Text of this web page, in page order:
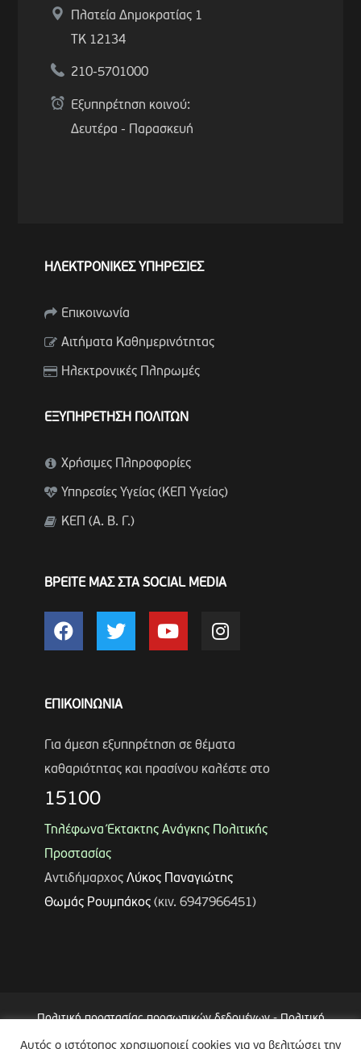
Πλατεία Δημοκρατίας 1
ΤΚ 12134
210-5701000
Εξυπηρέτηση κοινού:
Δευτέρα - Παρασκευή
ΗΛΕΚΤΡΟΝΙΚΕΣ ΥΠΗΡΕΣΙΕΣ
Επικοινωνία
Αιτήματα Καθημερινότητας
Ηλεκτρονικές Πληρωμές
ΕΞΥΠΗΡΕΤΗΣΗ ΠΟΛΙΤΩΝ
Χρήσιμες Πληροφορίες
Υπηρεσίες Υγείας (ΚΕΠ Υγείας)
ΚΕΠ (Α. Β. Γ.)
ΒΡΕΙΤΕ ΜΑΣ ΣΤΑ SOCIAL MEDIA
ΕΠΙΚΟΙΝΩΝΙΑ
Για άμεση εξυπηρέτηση σε θέματα
καθαριότητας και πρασίνου καλέστε στο
15100
Τηλέφωνα Έκτακτης Ανάγκης Πολιτικής
Προστασίας
Αντιδήμαρχος Λύκος Παναγιώτης
Θωμάς Ρουμπάκος(κιν. 6947966451)
Πολιτική προστασίας προσωπικών δεδομένων-Πολιτική
Επεξεργασίας Δεδομένων μέσω Συστήματος Βιντεοεπιτήρησης
Αυτός ο ιστότοπος χρησιμοποιεί cookies για να βελιτώσει την